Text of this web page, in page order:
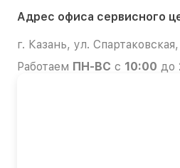
Адрес офиса сервисного
г. Казань, ул.
Работаем ПН-ВС с 10:00 до